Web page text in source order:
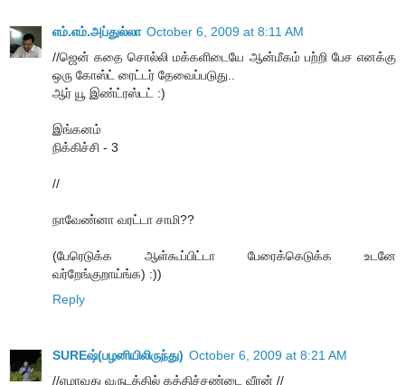
எம்.எம்.அப்துல்லா October 6, 2009 at 8:11 AM
//ஜென் கதை சொல்லி மக்களிடையே ஆன்மீகம் பற்றி பேச எனக்கு
ஒரு கோஸ்ட் ரைட்டர் தேவைப்படுது..
ஆர் யூ இண்ட்ரஸ்டட் :)
இங்கனம்
நிக்கிச்சி - 3
//
நாவேண்னா வரட்டா சாமி??
(பேரெடுக்க ஆள்கூப்பிட்டா பேரைக்கெடுக்க உடனே
வர்றேங்குறாய்ங்க) :))
Reply
SUREஷ்(பழனியிலிருந்து) October 6, 2009 at 8:21 AM
//ஏழாவது வருடத்தில் கத்திச்சண்டை வீரன் //